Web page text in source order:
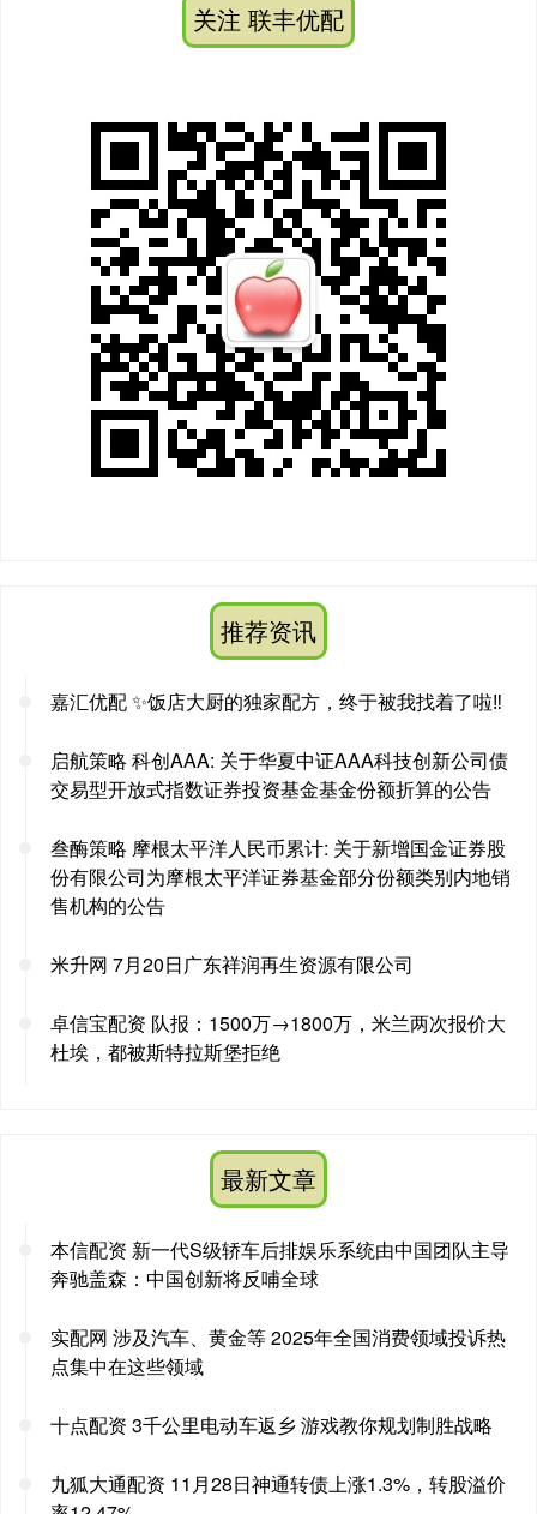
关注 联丰优配
推荐资讯
嘉汇优配 ✨饭店大厨的独家配方，终于被我找着了啦‼️
启航策略 科创AAA: 关于华夏中证AAA科技创新公司债
交易型开放式指数证券投资基金基金份额折算的公告
叁酶策略 摩根太平洋人民币累计: 关于新增国金证券股
份有限公司为摩根太平洋证券基金部分份额类别内地销
售机构的公告
米升网 7月20日广东祥润再生资源有限公司
卓信宝配资 队报：1500万→1800万，米兰两次报价大
杜埃，都被斯特拉斯堡拒绝
最新文章
本信配资 新一代S级轿车后排娱乐系统由中国团队主导
奔驰盖森：中国创新将反哺全球
实配网 涉及汽车、黄金等 2025年全国消费领域投诉热
点集中在这些领域
十点配资 3千公里电动车返乡 游戏教你规划制胜战略
九狐大通配资 11月28日神通转债上涨1.3%，转股溢价